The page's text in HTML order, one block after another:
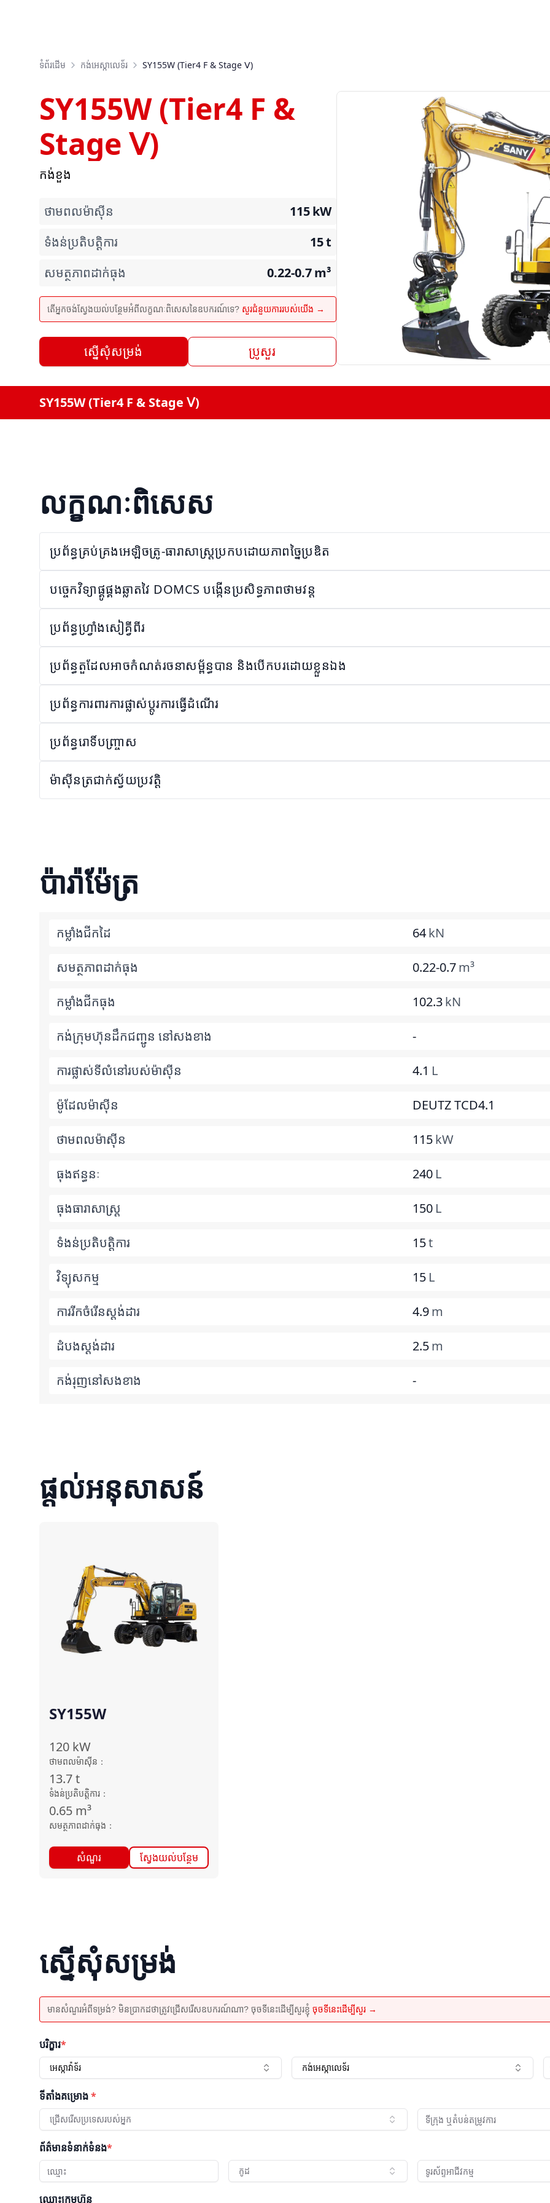
ទំព័រដើម កង់អេស្កាលេទ័រ SY155W (Tier4 F & Stage Ⅴ)
SY155W (Tier4 F &
Stage Ⅴ)
កង់ខួង
ថាមពលម៉ាស៊ីន 115kW
ទំងន់ប្រតិបត្តិការ
15t
សមត្ថភាពដាក់ធុង
0.22-0.7m³
តើអ្នកចង់ស្វែងយល់បន្ថែមអំពីលក្ខណៈពិសេសនៃឧបករណ៍ទេ? សួរជំនួយការរបស់យើង →
ស្នើសុំសម្រង់ ប្រូសួរ
SY155W (Tier4 F & Stage Ⅴ)
លក្ខណៈពិសេស
ប្រព័ន្ធគ្រប់គ្រងអេឡិចត្រូ-ធារាសាស្ត្រប្រកបដោយភាពច្នៃប្រឌិត
បច្ចេកវិទ្យាផ្គូផ្គងឆ្លាតវៃ DOMCS បង្កើនប្រសិទ្ធភាពថាមវន្ត
ប្រព័ន្ធហ្វ្រាំងសៀគ្វីពីរ
ប្រព័ន្ធ​តួ​ដែល​អាច​កំណត់​រចនាសម្ព័ន្ធ​បាន និង​បើកបរ​ដោយ​ខ្លួនឯង
ប្រព័ន្ធការពារការផ្លាស់ប្តូរការធ្វើដំណើរ
ប្រព័ន្ធរោទិ៍បញ្ច្រាស
ម៉ាស៊ីនត្រជាក់ស្វ័យប្រវត្តិ
ប៉ារ៉ាម៉ែត្រ
កម្លាំងជីកដៃ 64kN
សមត្ថភាពដាក់ធុង 0.22-0.7m³
កម្លាំងជីកធុង 102.3kN
កង់ក្រុមហ៊ុនដឹកជញ្ជូន នៅសងខាង -
ការផ្លាស់ទីលំនៅរបស់ម៉ាស៊ីន 4.1 L
ម៉ូដែលម៉ាស៊ីន DEUTZ TCD4.1
ថាមពលម៉ាស៊ីន 115kW
ធុងឥន្ធនៈ 240 L
ធុងធារាសាស្ត្រ 150 L
ទំងន់ប្រតិបត្តិការ 15t
វិទ្យុសកម្ម 15 L
ការរីកចំរើនស្តង់ដារ 4.9m
ដំបងស្តង់ដារ 2.5m
កង់រុញនៅសងខាង -
ផ្តល់អនុសាសន៍
SY155W
120 kW
ថាមពលម៉ាស៊ីន ：
13.7t
ទំងន់ប្រតិបត្តិការ ：
0.65 m³
សមត្ថភាពដាក់ធុង ：
សំណួរ ស្វែងយល់បន្ថែម
ស្នើសុំសម្រង់
មានសំណួរអំពីទម្រង់? មិនប្រាកដថាត្រូវជ្រើសរើសឧបករណ៍ណា? ចុចទីនេះដើម្បីសួរខ្ញុំ ចុចទីនេះដើម្បីសួរ →
បរិក្ខារ*
អេស្កាវ៉ាទ័រ កង់អេស្កាលេទ័រ
ទីតាំងគម្រោង*
ជ្រើសរើសប្រទេសរបស់អ្នក
ព័ត៌មានទំនាក់ទំនង*
កូដ
ឈ្មោះក្រុមហ៊ុន